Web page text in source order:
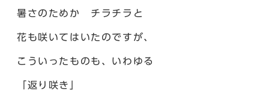
暑さのためか チラチラと
花も咲いてはいたのですが、
こういったものも、いわゆる
「返り咲き」